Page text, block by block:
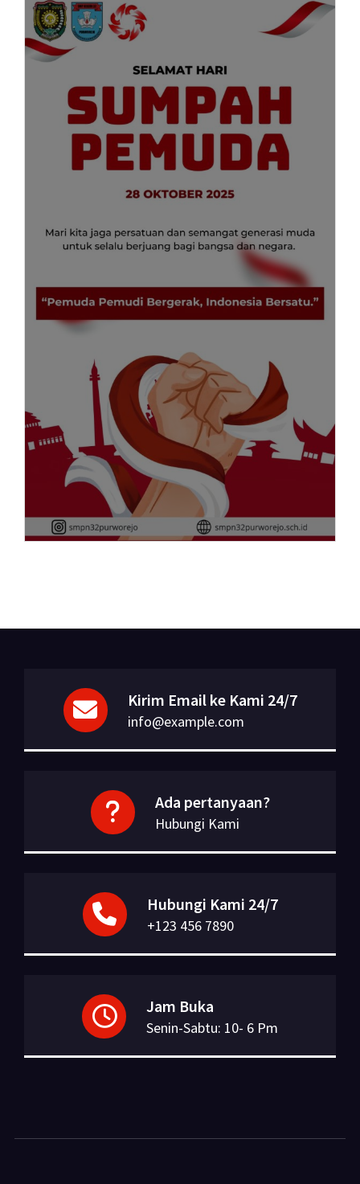
Kirim Email ke Kami 24/7
info@example.com
Ada pertanyaan?
Hubungi Kami
Hubungi Kami 24/7
+123 456 7890
Jam Buka
Senin-Sabtu: 10- 6 Pm